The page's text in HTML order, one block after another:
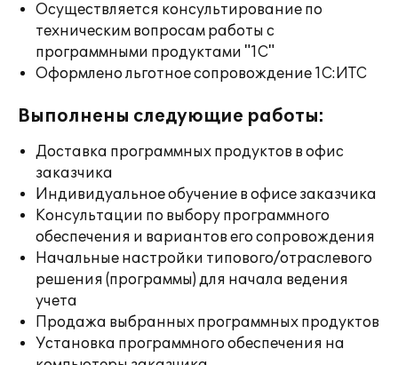
Осуществляется консультирование по
техническим вопросам работы с
программными продуктами "1С"
Оформлено льготное сопровождение 1С:ИТС
Выполнены следующие работы:
Доставка программных продуктов в офис
заказчика
Индивидуальное обучение в офисе заказчика
Консультации по выбору программного
обеспечения и вариантов его сопровождения
Начальные настройки типового/отраслевого
решения (программы) для начала ведения
учета
Продажа выбранных программных продуктов
Установка программного обеспечения на